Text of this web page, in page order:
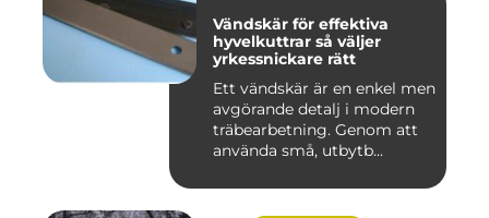
Vändskär för effektiva
hyvelkuttrar så väljer
yrkessnickare rätt
Ett vändskär är en enkel men
avgörande detalj i modern
träbearbetning. Genom att
använda små, utbytb...